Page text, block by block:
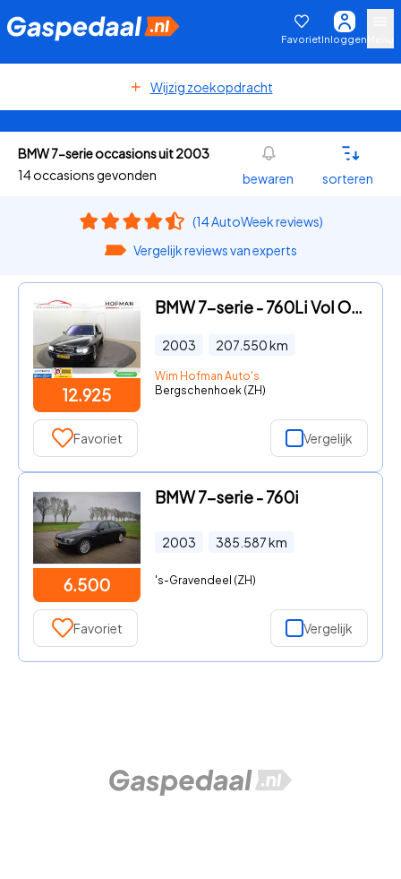
FavorietInloggen
Wijzig zoekopdracht
BMW 7-serie occasions uit 2003
14 occasions gevonden
bewaren sorteren
(14 AutoWeek reviews)
Vergelijk reviews van experts
12.925
BMW 7-serie - 760Li Vol Optie's + DEALER ONDERHOUDEN YOUNGTIMER
2003 207.550km
Wim Hofman Auto's
Bergschenhoek (ZH)
Favoriet Vergelijk
6.500
BMW 7-serie - 760i
2003 385.587km
's-Gravendeel (ZH)
Favoriet Vergelijk